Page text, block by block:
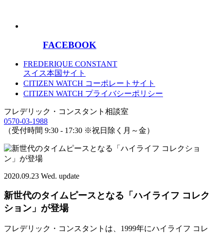
FACEBOOK
FREDERIQUE CONSTANT
スイス本国サイト
CITIZEN WATCH コーポレートサイト
CITIZEN WATCH プライバシーポリシー
フレデリック・コンスタント相談室
0570-03-1988
（受付時間 9:30 - 17:30 ※祝日除く月～金）
2020.09.23 Wed. update
新世代のタイムピースとなる「ハイライフ コレク
ション」が登場
フレデリック・コンスタントは、1999年にハイライフ コレ